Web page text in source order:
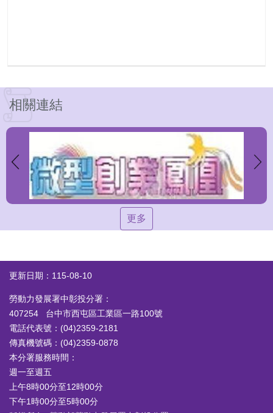
相關連結
更多
更新日期：115-08-10
勞動力發展署中彰投分署：
407254 台中市西屯區工業區一路100號
電話代表號：(04)2359-2181
傳真機號碼：(04)2359-0878
本分署服務時間：
週一至週五
上午8時00分至12時00分
下午1時00分至5時00分